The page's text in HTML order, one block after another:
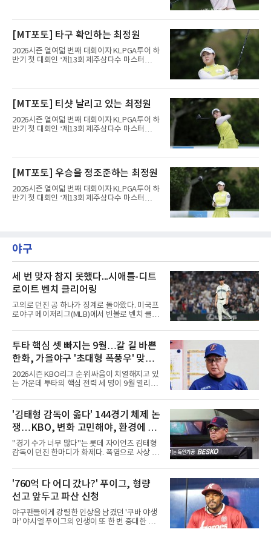
5) 더블보기에 이어 두 차례 보기로 하위권까지
트(파72/6,767야드)에서 열리고 있다.6일 현재
1라운드 경기가 펼쳐지고 있다.황민정이 16번
홀에서 경기하고 있다.
[MT포토] 타구 확인하는 최정원
2026시즌 열여덟 번째 대회이자 KLPGA투어 하
반기 첫 대회인 ‘제13회 제주삼다수 마스터
트(파72/6,767야드)에서 열리고 있다.6일 현재
1라운드 경기가 펼쳐지고 있다.최정원이 16번
홀에서 경기하고 있다.
[MT포토] 티샷 날리고 있는 최정원
2026시즌 열여덟 번째 대회이자 KLPGA투어 하
반기 첫 대회인 ‘제13회 제주삼다수 마스터
트(파72/6,767야드)에서 열리고 있다.6일 현재
1라운드 경기가 펼쳐지고 있다.최정원이 16번
홀에서 경기하고 있다.
[MT포토] 우승을 정조준하는 최정원
2026시즌 열여덟 번째 대회이자 KLPGA투어 하
반기 첫 대회인 ‘제13회 제주삼다수 마스터
홀에서 경기하고 있다.
야구
세 번 맞자 참지 못했다...시애틀-디트
로이트 벤치 클리어링
고의로 던진 공 하나가 징계로 돌아왔다. 미국프
로야구 메이저리그(MLB)에서 빈볼로 벤치 클리
이저리그 사무국은 7일(한국시간) 시애틀 매리
너스 불펜 투수 게이브 스파이어에게 3경기, 댄
윌슨 감독에게 1경기 출장 금지 처분을 내렸다.
두 사람에게는 공개되지 않은 벌금도 부과됐다.
발단은 전날 경기였다. 미국 워싱턴주 시애틀 T
모바일 파크에서 열린 디트로이트 타이거스전 8
회초, 2사 후 등판한 스파이어가 글라이버 토레
맞았던 디트로이트 선수들은 분을 참지 못하고
그라운드로 뛰쳐나왔다.심판
투타 핵심 셋 빠지는 9월…갈 길 바쁜
한화, 가을야구 '초대형 폭풍우' 맞는
다?
2026시즌 KBO리그 순위 싸움이 치열해지고 있
는 가운데 투타의 핵심 전력 세 명이 9월 열리는
화 이글스에 거센 폭풍우가 강타할 것으로 보인
다.이번 아시안게임 한국 야구대표팀에 타선의
중심인 거포 노시환과 문현빈이 승선한 데 이어,
대만 야구협회의 최종 엔트리 발표를 통해 아시
아 쿼터 최고의 히트작이자 선발진의 중추인 좌
완 에이스 왕옌청까지 차출이 확정되었다. 팀 공
격의 핵과 마운드의 핵심 자원들이 단 한꺼번에
리그의 최종 순위와 포스트시즌 진출 팀이 판가
름 나는 가장 잔인하고도 중
'김태형 감독이 옳다' 144경기 체제 논
쟁…KBO, 변화 고민해야, 환경에 맞
는 경기 수가 바람직
"경기 수가 너무 많다"는 롯데 자이언츠 김태형
감독이 던진 한마디가 화제다. 폭염으로 사상 초
독은 단순히 더위를 이야기하지 않았다. 우천,
폭염, 부상 등 변수가 늘어나는 현실에서 현재
팀당 144경기 체제가 과연 지속 가능한지 질문
을 던졌다.물론 144경기가 세계적으로 특별히
많은 숫자는 아니다. 메이저리그는 팀당 162경
기, 일본프로야구도 143~144경기를 치른다. 숫
자만 놓고 보면 KBO가 유난히 혹사 구조라고 말
'760억 다 어디 갔나?' 푸이그, 형량
선고 앞두고 파산 신청
야구팬들에게 강렬한 인상을 남겼던 '쿠바 야생
마' 야시엘 푸이그의 인생이 또 한 번 중대한 갈